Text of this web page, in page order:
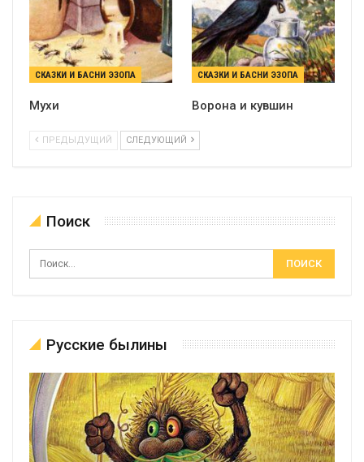
СКАЗКИ И БАСНИ ЭЗОПА
Мухи
СКАЗКИ И БАСНИ ЭЗОПА
Ворона и кувшин
ПРЕДЫДУЩИЙ СЛЕДУЮЩИЙ
Поиск
Русские былины